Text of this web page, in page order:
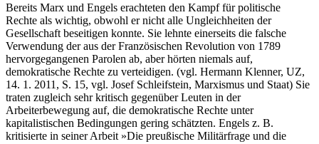
Bereits Marx und Engels erachteten den Kampf für politische
Rechte als wichtig, obwohl er nicht alle Ungleichheiten der
Gesellschaft beseitigen konnte. Sie lehnte einerseits die falsche
Verwendung der aus der Französischen Revolution von 1789
hervorgegangenen Parolen ab, aber hörten niemals auf,
demokratische Rechte zu verteidigen. (vgl. Hermann Klenner, UZ,
14. 1. 2011, S. 15, vgl. Josef Schleifstein, Marxismus und Staat) Sie
traten zugleich sehr kritisch gegenüber Leuten in der
Arbeiterbewegung auf, die demokratische Rechte unter
kapitalistischen Bedingungen gering schätzten. Engels z. B.
kritisierte in seiner Arbeit »Die preußische Militärfrage und die